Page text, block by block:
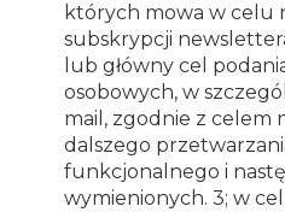
których mowa w celu
subskrypcji
lub główny cel
osobowych, w
mail, zgodnie z celem
dalszego
funkcjonalnego i
wymienionych. 3; w